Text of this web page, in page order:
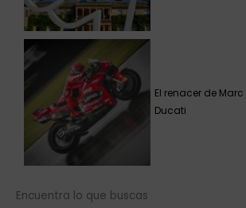
El renacer de
Ducati
Encuentra lo que buscas